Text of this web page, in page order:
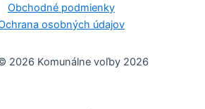
Obchodné podmienky
osobných údajov
2026 Komunálne voľby 2026